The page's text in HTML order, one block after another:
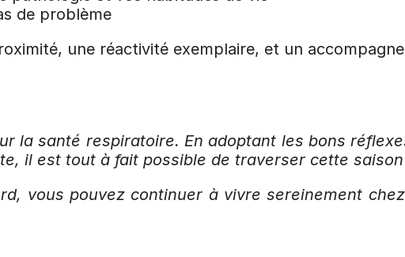
de problème
une réactivité exemplaire, et un
la santé respiratoire. En adoptant les bons
il est tout à fait possible de traverser cette
vous pouvez continuer à vivre sereinement